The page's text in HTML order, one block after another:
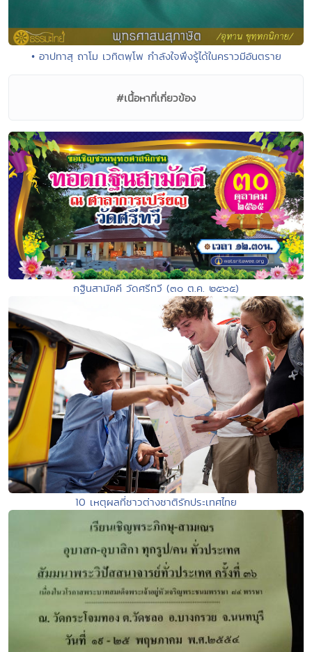
• อาปทาสุ ถาโม เวทิตพฺโพ กำลังใจพึงรู้ได้ในคราวมีอันตราย
#เนื้อหาที่เกี่ยวข้อง
กฐินสามัคคี วัดศรีทวี (๓๐ ต.ค. ๒๕๖๕)
10 เหตุผลที่ชาวต่างชาติรักประเทศไทย